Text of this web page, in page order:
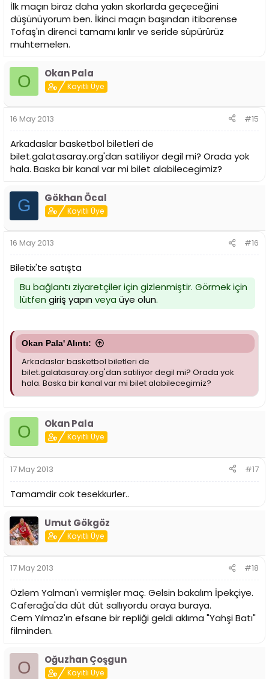
İlk maçın biraz daha yakın skorlarda geçeceğini
düşünüyorum ben. İkinci maçın başından itibarense
Tofaş'ın direnci tamamı kırılır ve seride süpürürüz
muhtemelen.
O Okan Pala
Kayıtlı Üye
16 May 2013 #15
Arkadaslar basketbol biletleri de
bilet.galatasaray.org'dan satiliyor degil mi? Orada yok
hala. Baska bir kanal var mi bilet alabilecegimiz?
G Gökhan Öcal
Kayıtlı Üye
16 May 2013 #16
Biletix'te satışta
Bu bağlantı ziyaretçiler için gizlenmiştir. Görmek için
lütfen giriş yapınveya üye olun.
Okan Pala' Alıntı:
Arkadaslar basketbol biletleri de
bilet.galatasaray.org'dan satiliyor degil mi? Orada yok
hala. Baska bir kanal var mi bilet alabilecegimiz?
O Okan Pala
Kayıtlı Üye
17 May 2013 #17
Tamamdir cok tesekkurler..
Umut Gökgöz
Kayıtlı Üye
17 May 2013 #18
Özlem Yalman'ı vermişler maç. Gelsin bakalım İpekçiye.
Caferağa'da düt düt sallıyordu oraya buraya.
Cem Yılmaz'ın efsane bir repliği geldi aklıma "Yahşi Batı"
filminden.
O Oğuzhan Çoşgun
Kayıtlı Üye